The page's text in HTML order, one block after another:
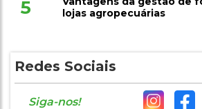
5
lojas agropecuárias
Redes Sociais
Siga-nos!